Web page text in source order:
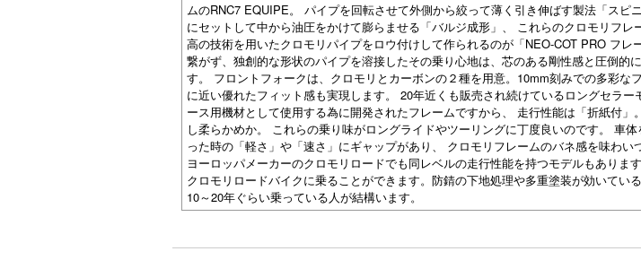
ムのRNC7 EQUIPE。 パイプを回転させて外側から絞って薄く引き伸ばす製法「スピ
にセットして中から油圧をかけて膨らませる「バルジ成形」、 これらのクロモリフ
高の技術を用いたクロモリパイプをロウ付けして作られるのが「NEO-COT PRO フ
繋がず、独創的な形状のパイプを溶接したその乗り心地は、芯のある剛性感と圧倒的
す。 フロントフォークは、クロモリとカーボンの２種を用意。10mm刻みでの多彩な
に近い優れたフィット感も実現します。 20年近くも販売され続けているロングセラ
ース用機材として使用する為に開発されたフレームですから、 走行性能は「折紙付
し柔らかめか。 これらの乗り味がロングライドやツーリングに丁度良いのです。 車
った時の「軽さ」や「速さ」にギャップがあり、 クロモリフレームのバネ感を味わい
ヨーロッパメーカーのクロモリロードでも同レベルの走行性能を持つモデルもありま
クロモリロードバイクに乗ることができます。防錆の下地処理や多重塗装が効いてい
10～20年ぐらい乗っている人が結構います。